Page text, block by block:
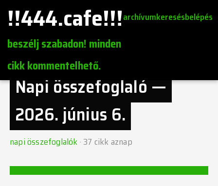
!!444.cafe!!!
beszélj szabadon! minden
cikk kommentelhető.
archívumkeresésbelépés
Napi összefoglaló —
2026. június 6.
napi összefoglalók·37 cikk aznap